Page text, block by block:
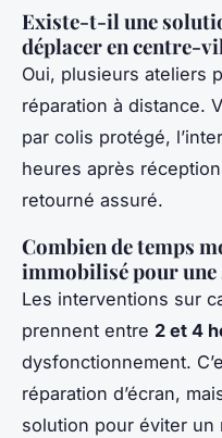
Existe-t-il une
déplacer en centre-
Oui, plusieurs ateliers
réparation à distance.
par colis protégé,
heures après
retourné assuré.
Combien de temps
immobilisé pour une
Les interventions sur
prennent entre 2 et 4
dysfonctionnement.
réparation d’écran,
solution pour éviter un